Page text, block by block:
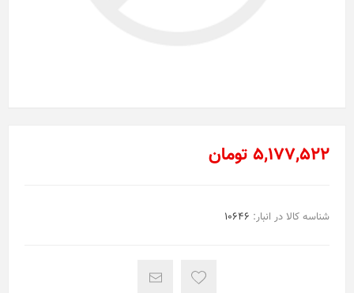
5,177,522 تومان
شناسه کالا در انبار: 10646